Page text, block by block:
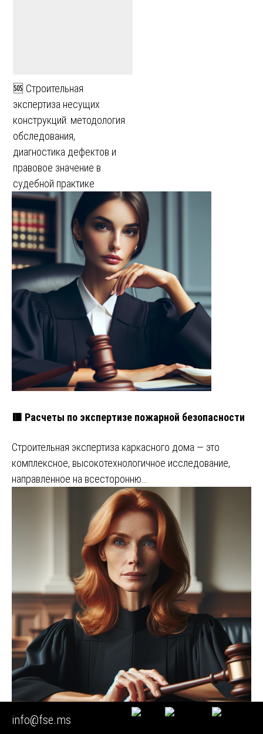
🆘 Строительная
экспертиза несущих
конструкций: методология
обследования,
диагностика дефектов и
правовое значение в
судебной практике
🟥 Расчеты по экспертизе пожарной безопасности
Строительная экспертиза каркасного дома — это
комплексное, высокотехнологичное исследование,
направленное на всесторонню…
info@fse.ms